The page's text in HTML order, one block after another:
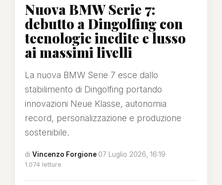
Nuova BMW Serie 7:
debutto a Dingolfing con
tecnologie inedite e lusso
ai massimi livelli
La nuova BMW Serie 7 esce dallo
stabilimento di Dingolfing portando
innovazioni Neue Klasse, autonomia
record, personalizzazione e produzione
sostenibile.
di Vincenzo Forgione·07 Luglio 2026, 16:19·
1.074 letture